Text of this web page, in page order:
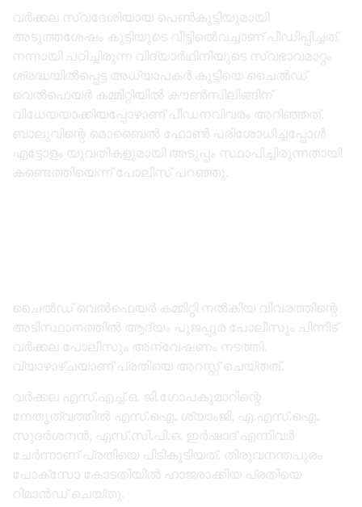
വർക്കല സ്വദേശിയായ പെൺകുട്ടിയുമായി
അടുത്തശേഷം കുട്ടിയുടെ വീട്ടിൽെവച്ചാണ് പീഡിപ്പിച്ചത്.
നന്നായി പഠിച്ചിരുന്ന വിദ്യാർഥിനിയുടെ സ്വഭാവമാറ്റം
ശ്രദ്ധയിൽപ്പെട്ട അധ്യാപകർ കുട്ടിയെ ചൈൽഡ്
വെൽഫെയർ കമ്മിറ്റിയിൽ കൗൺസിലിങ്ങിന്
വിധേയയാക്കിയപ്പോഴാണ് പീഡനവിവരം അറിഞ്ഞത്.
ബാലുവിന്റെ മൊബൈൽ ഫോൺ പരിശോധിച്ചപ്പോൾ
എട്ടോളം യുവതികളുമായി അടുപ്പം സ്ഥാപിച്ചിരുന്നതായി
കണ്ടെത്തിയെന്ന് പോലീസ് പറഞ്ഞു.
ചൈൽഡ് വെൽഫെയർ കമ്മിറ്റി നൽകിയ വിവരത്തിന്റെ
അടിസ്ഥാനത്തിൽ ആദ്യം പൂജപ്പുര പോലീസും പിന്നീട്
വർക്കല പോലീസും അന്വേഷണം നടത്തി.
വ്യാഴാഴ്ചയാണ് പ്രതിയെ അറസ്റ്റ് ചെയ്തത്.
വർക്കല എസ്.എച്ച്.ഒ. ജി.ഗോപകുമാറിന്റെ
നേതൃത്വത്തിൽ എസ്.ഐ. ശ്യാംജി, എ.എസ്.ഐ.
സുദർശനൻ, എസ്.സി.പി.ഒ. ഇർഷാദ് എന്നിവർ
ചേർന്നാണ് പ്രതിയെ പിടികൂടിയത്. തിരുവനന്തപുരം
പോക്‌സോ കോടതിയിൽ ഹാജരാക്കിയ പ്രതിയെ
റിമാൻഡ് ചെയ്തു.